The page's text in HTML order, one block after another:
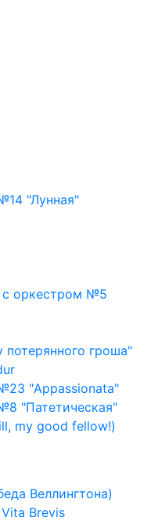
"Лунная"
с оркестром №5
гроша"
"Appassionata"
"Патетическая"
my good fellow!)
Веллингтона)
Brevis